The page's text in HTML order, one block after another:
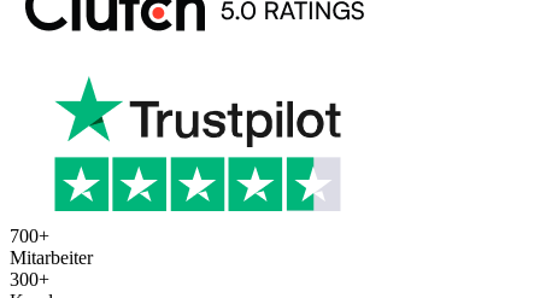
700+
Mitarbeiter
300+